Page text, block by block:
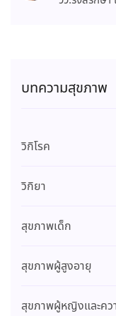
บทความสุขภาพ
วิกิโรค
วิกิยา
สุขภาพเด็ก
สุขภาพผู้สูงอายุ
สุขภาพผู้หญิงและคว